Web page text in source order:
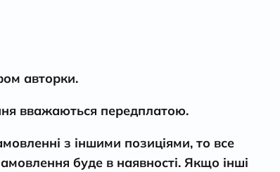
авторки.
вважаються передплатою.
з іншими позиціями, то все
буде в наявності. Якщо інші